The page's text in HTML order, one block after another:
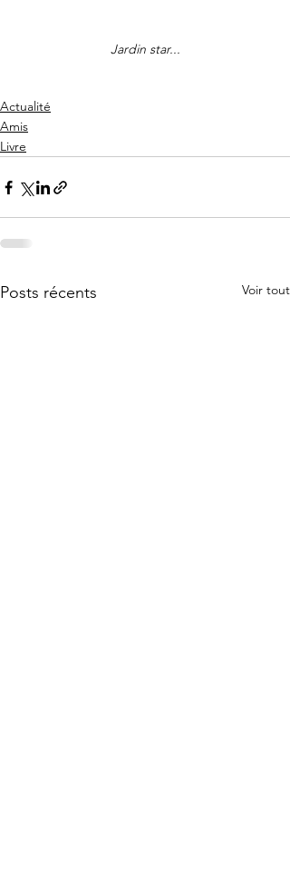
Jardin star...
Actualité
Amis
Livre
Posts récents Voir tout